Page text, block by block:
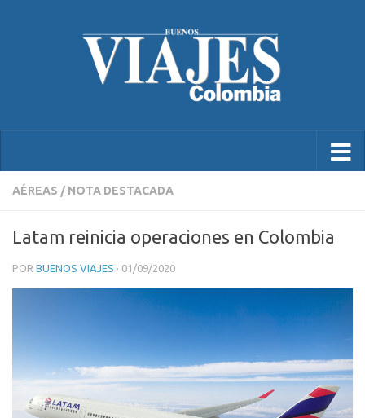
AÉREAS / NOTA DESTACADA
Latam reinicia operaciones en Colombia
POR BUENOS VIAJES · 01/09/2020